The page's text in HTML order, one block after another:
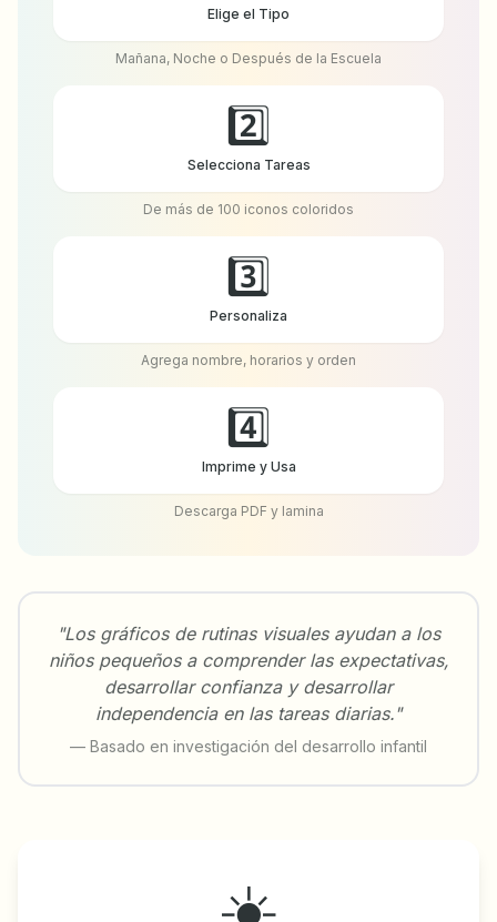
Elige el Tipo
Mañana, Noche o Después de la Escuela
2️⃣
Selecciona Tareas
De más de 100 iconos coloridos
3️⃣
Personaliza
Agrega nombre, horarios y orden
4️⃣
Imprime y Usa
Descarga PDF y lamina
"Los gráficos de rutinas visuales ayudan a los
niños pequeños a comprender las expectativas,
desarrollar confianza y desarrollar
independencia en las tareas diarias."
— Basado en investigación del desarrollo infantil